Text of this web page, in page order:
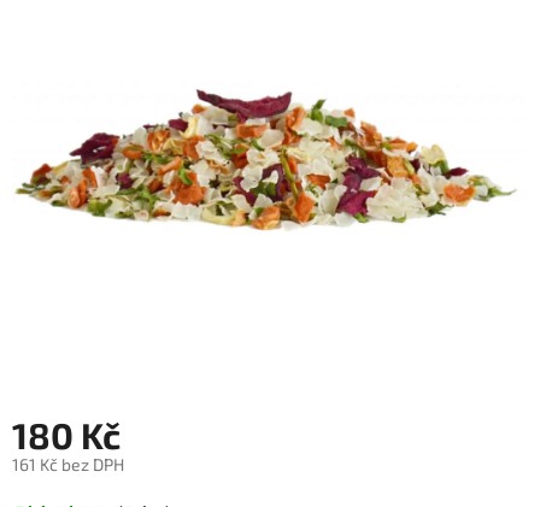
180 Kč
161 Kč bez DPH